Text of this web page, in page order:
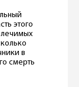
этого
в
смерть